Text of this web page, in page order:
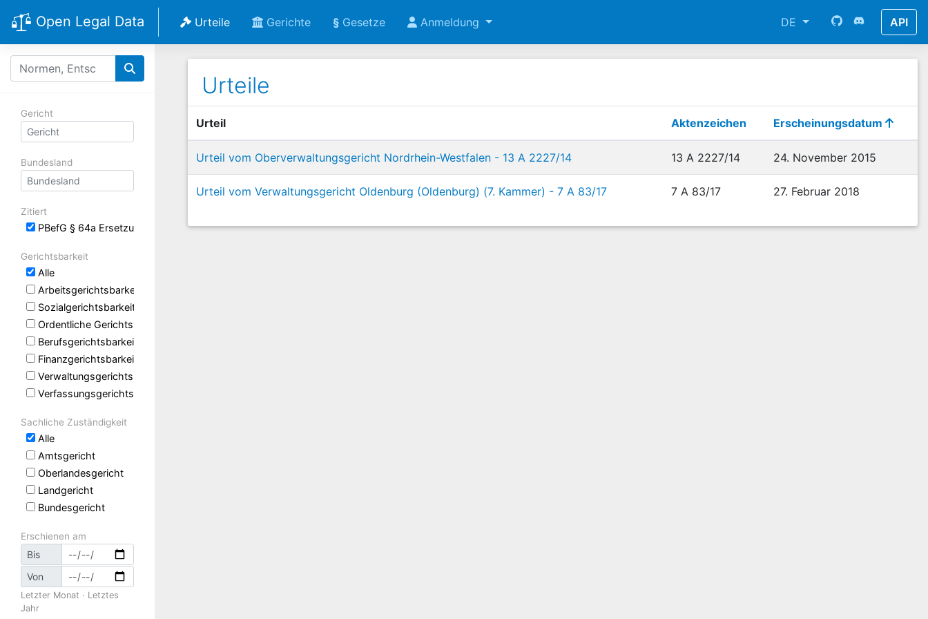
Open Legal Data Urteile Gerichte § Gesetze Anmeldung DE API
Gericht
Bundesland
Zitiert
PBefG § 64a Ersetzung bundesrechtlicher Vorschriften durch Landesrecht
Gerichtsbarkeit
Alle
Arbeitsgerichtsbarkeit
Sozialgerichtsbarkeit
Ordentliche Gerichtsbarkeit
Berufsgerichtsbarkeit
Finanzgerichtsbarkeit
Verwaltungsgerichtsbarkeit
Verfassungsgerichtsbarkeit
Sachliche Zuständigkeit
Alle
Amtsgericht
Oberlandesgericht
Landgericht
Bundesgericht
Erschienen am
Bis
Von
Letzter Monat · Letztes
Jahr
Urteile
Urteil Aktenzeichen Erscheinungsdatum
Urteil vom Oberverwaltungsgericht Nordrhein-Westfalen - 13 A 2227/14 13 A 2227/14 24. November 2015
Urteil vom Verwaltungsgericht Oldenburg (Oldenburg) (7. Kammer) - 7 A 83/17 7 A 83/17 27. Februar 2018